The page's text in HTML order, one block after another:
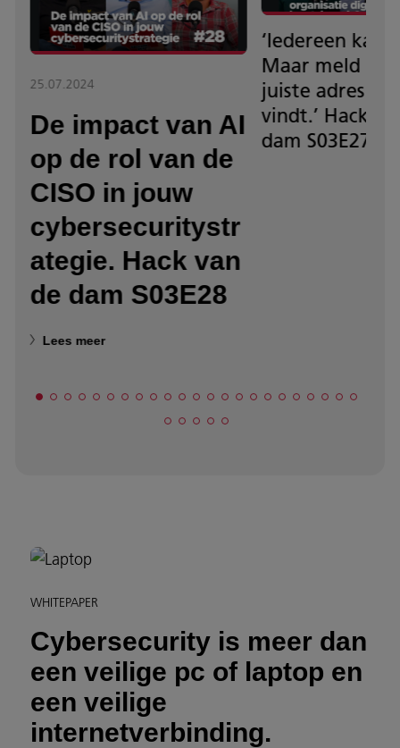
25.07.2024
De impact van AI
op de rol van de
CISO in jouw
cybersecuritystr
ategie. Hack van
de dam S03E28
Lees meer
‘Iedereen kan
Maar meld
juiste adres
vindt.’ Hack
dam S03E27
WHITEPAPER
Cybersecurity is meer dan
een veilige pc of laptop en
een veilige
internetverbinding.